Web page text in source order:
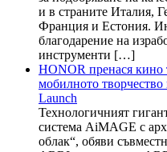
и в страните Италия,
Франция и Естония.
благодарение на
инструменти […]
HONOR пренася кино
мобилното
Launch
Технологичният
система AiMAGE с
облак“, обяви